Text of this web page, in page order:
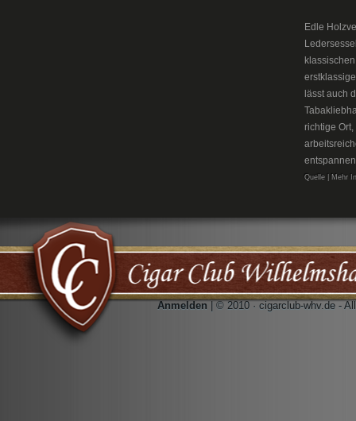
Edle
lässt auch
richtige
Quelle | Mehr
Anmelden | © 2010 · cigarclub-whv.de -